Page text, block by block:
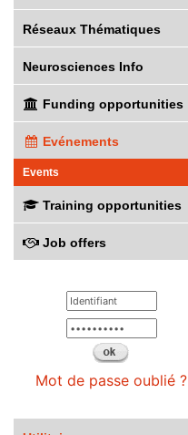
Réseaux Thématiques
Neurosciences Info
Funding opportunities
Evénements
Events
Training opportunities
Job offers
Mot de passe oublié ?